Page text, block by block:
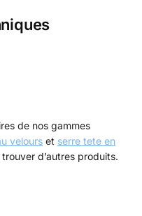
de nos gammes
velours et serre tete en
d’autres produits.